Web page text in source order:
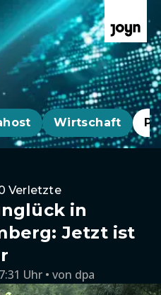
Wirtschaft
Verletzte
in
Jetzt ist
Uhr von dpa